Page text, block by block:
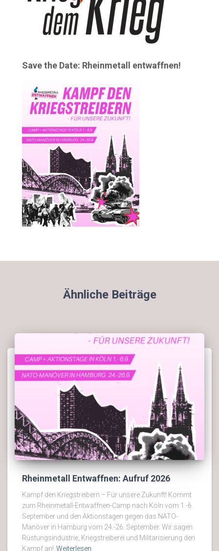
Save the Date: Rheinmetall entwaffnen!
Ähnliche Beiträge
Rheinmetall Entwaffnen: Aufruf 2026
Kampf den Kriegstreibern – Für unsere Zukunft! Kommt
zum Rheinmetall-Entwaffnen-Camp nach Köln vom 1.-6.
September und den Aktionstagen gegen das NATO-
Manöver in Hamburg vom 24.-26. September. Wir sagen
Rüstungsindustrie, Kriegstreiberei und Militarisierung den
Kampf an! Weiterlesen